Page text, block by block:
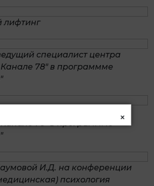
×
лифтинг
специалист центра
78" в программме
специалист центра
78" в программме
И.Д. на конференции
психология